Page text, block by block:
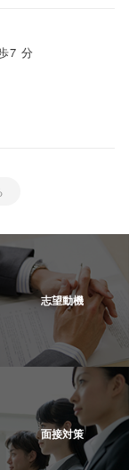
7 分
志望動機
面接対策